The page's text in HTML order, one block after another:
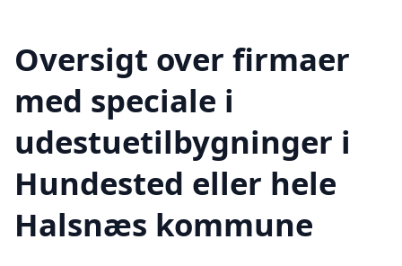
Oversigt over firmaer
med speciale i
udestuetilbygninger i
Hundested eller hele
Halsnæs kommune